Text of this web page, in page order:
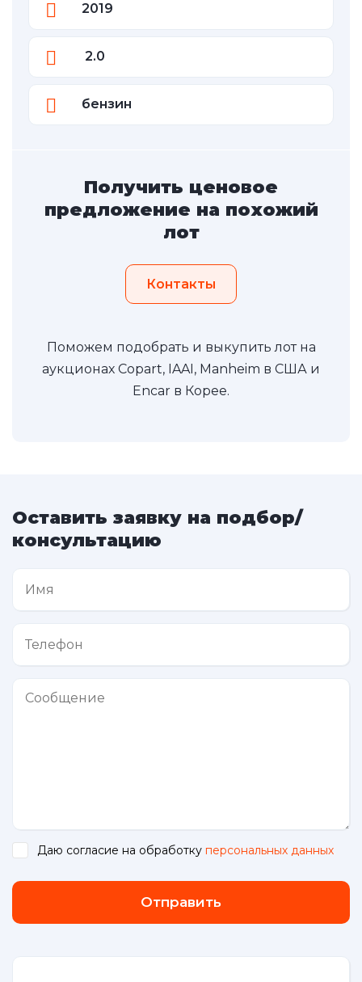
2019
2.0
бензин
Получить ценовое
предложение на похожий
лот
Контакты
Поможем подобрать и выкупить лот на
аукционах Copart, IAAI, Manheim в США и
Encar в Корее.
Оставить заявку на подбор/
консультацию
Даю согласие на обработку персональных данных
Отправить